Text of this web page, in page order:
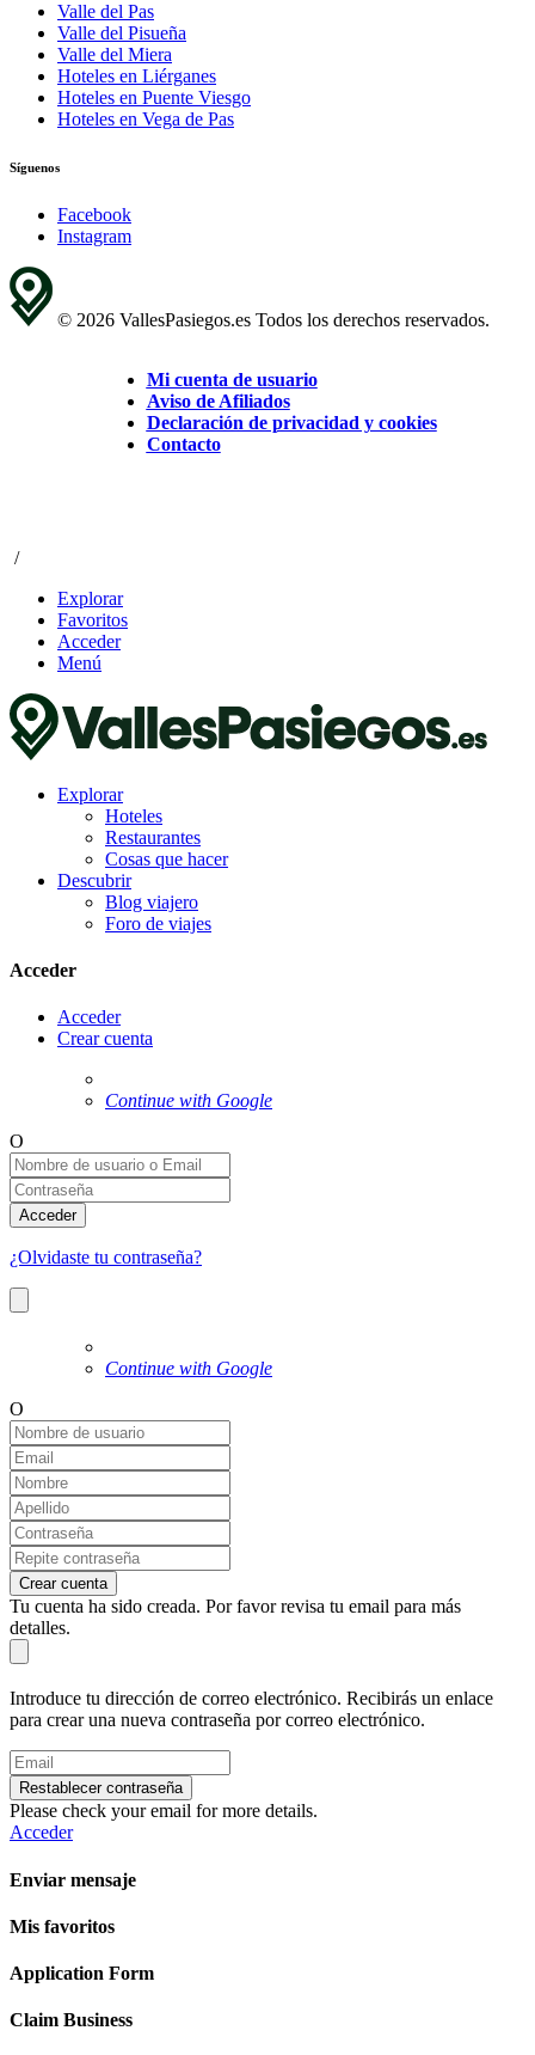
Valle del Pas
Valle del Pisueña
Valle del Miera
Hoteles en Liérganes
Hoteles en Puente Viesgo
Hoteles en Vega de Pas
Síguenos
Facebook
Instagram
© 2026 VallesPasiegos.es Todos los derechos reservados.
Mi cuenta de usuario
Aviso de Afiliados
Declaración de privacidad y cookies
Contacto
/
Explorar
Favoritos
Acceder
Menú
Explorar
Hoteles
Restaurantes
Cosas que hacer
Descubrir
Blog viajero
Foro de viajes
Acceder
Acceder
Crear cuenta
Continue with Google
O
Acceder
¿Olvidaste tu contraseña?
Continue with Google
O
Crear cuenta
Tu cuenta ha sido creada. Por favor revisa tu email para más
detalles.
Introduce tu dirección de correo electrónico. Recibirás un enlace
para crear una nueva contraseña por correo electrónico.
Restablecer contraseña
Please check your email for more details.
Acceder
Enviar mensaje
Mis favoritos
Application Form
Claim Business